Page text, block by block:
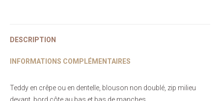
DESCRIPTION
INFORMATIONS COMPLÉMENTAIRES
Teddy en crêpe ou en dentelle, blouson non doublé, zip milieu